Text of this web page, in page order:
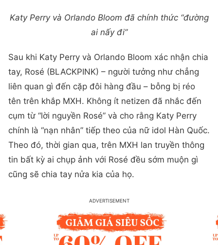
Katy Perry và Orlando Bloom đã chính thức “đường
ai nấy đi”
Sau khi Katy Perry và Orlando Bloom xác nhận chia
tay, Rosé (BLACKPINK) – người tưởng như chẳng
liên quan gì đến cặp đôi hàng đầu – bỗng bị réo
tên trên khắp MXH. Không ít netizen đã nhắc đến
cụm từ “lời nguyền Rosé” và cho rằng Katy Perry
chính là “nạn nhân” tiếp theo của nữ idol Hàn Quốc.
Theo đó, thời gian qua, trên MXH lan truyền thông
tin bất kỳ ai chụp ảnh với Rosé đều sớm muộn gì
cũng sẽ chia tay nửa kia của họ.